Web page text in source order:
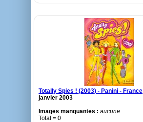
Totally Spies ! (2003) - Panini - France
janvier 2003
Images manquantes : aucune
Total = 0